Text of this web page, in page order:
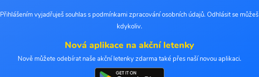
Přihlášením vyjadřuješ souhlas s podmínkami zpracování osobních údajů. Odhlásit se můžeš
kdykoliv.
Nová aplikace na akční letenky
Nově můžete odebírat naše akční letenky zdarma také přes naší novou aplikaci.